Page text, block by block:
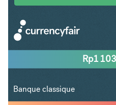
Rp1
Banque classique